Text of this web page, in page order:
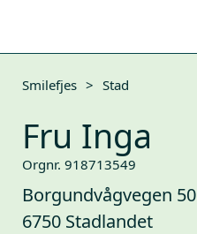
Smilefjes > Stad
Fru Inga
Orgnr. 918713549
Borgundvågvegen 50
6750 Stadlandet